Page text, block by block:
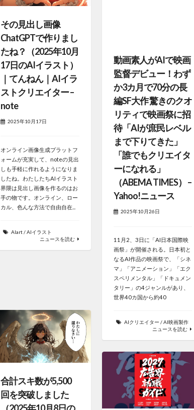
動画素人がAIで映画
監督デビュー！わず
か3カ月で70分の長
編SF大作 驚きのクオ
リティで映画祭に招
待「AIが庶民レベル
まで下りてきた」
「誰でもクリエイタ
ーになれる」
（ABEMA TIMES） –
Yahoo!ニュース
2025年10月26日
11月2、3日に「AI日本国際映
画祭」が開催される。日本初と
なるAI作品の映画祭で、「シネ
マ」「アニメーション」「エク
スペリメンタル」「ドキュメン
タリー」の4ジャンルがあり、
世界40カ国から約40
AIクリエイター /AI映画製作
ニュースを読む
その見出し画像
ChatGPTで作りまし
たね？（2025年10月
17日のAIイラスト）
｜てんねん｜AIイラ
ストクリエイター –
note
2025年10月17日
オンライン画像生成プラットフ
ォームが充実して、noteの見出
しも手軽に作れるようになりま
したね。わたしたちAIイラスト
界隈は見出し画像を作るのはお
手の物です。オンライン、ロー
カル、色んな方法で自由自在...
AIart/AIイラスト
ニュースを読む
合計スキ数が5,500
回を突破しました